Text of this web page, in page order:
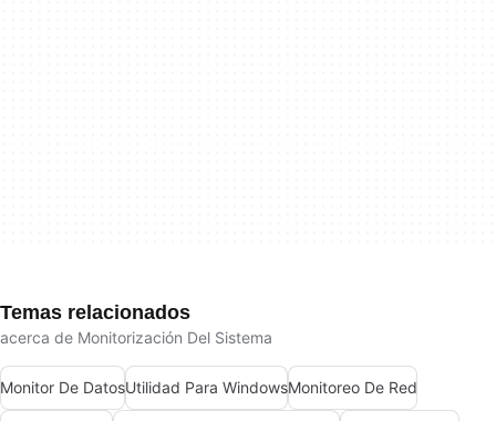
Temas relacionados
acerca de Monitorización Del Sistema
Monitor De DatosUtilidad Para WindowsMonitoreo De Red